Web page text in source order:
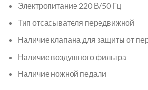
Электропитание 220 В/50 Гц
Тип отсасывателя передвижной
Наличие клапана для защиты от
Наличие воздушного фильтра
Наличие ножной педали